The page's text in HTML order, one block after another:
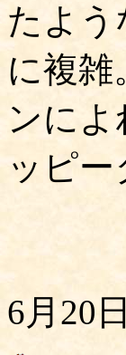
たよう
に複雑
ンに
ッピー
6月20日